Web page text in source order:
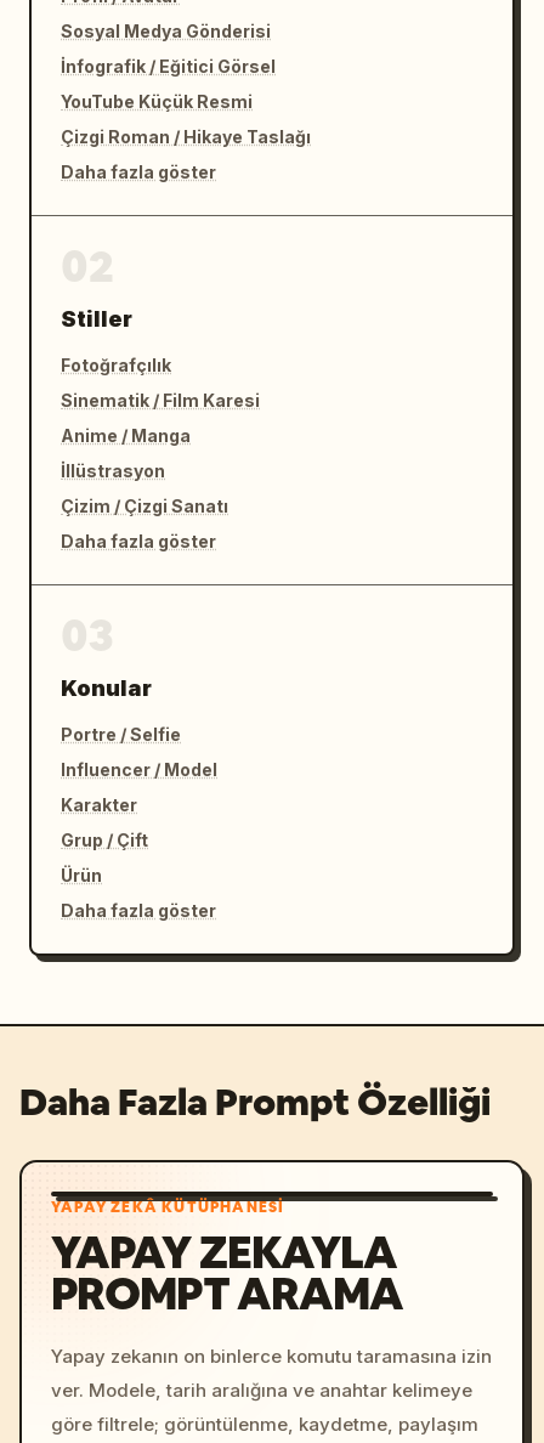
Sosyal Medya Gönderisi
İnfografik / Eğitici Görsel
YouTube Küçük Resmi
Çizgi Roman / Hikaye Taslağı
Daha fazla göster
Stiller
Fotoğrafçılık
Sinematik / Film Karesi
Anime / Manga
İllüstrasyon
Çizim / Çizgi Sanatı
Daha fazla göster
Konular
Portre / Selfie
Influencer / Model
Karakter
Grup / Çift
Ürün
Daha fazla göster
Daha Fazla Prompt Özelliği
YAPAY ZEKÂ KÜTÜPHANESI
YAPAY ZEKAYLA
PROMPT ARAMA
Yapay zekanın on binlerce komutu taramasına izin
ver. Modele, tarih aralığına ve anahtar kelimeye
göre filtrele; görüntülenme, kaydetme, paylaşım